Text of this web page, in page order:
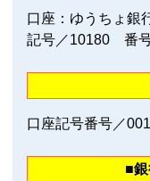
口座：ゆうちょ銀
記号／10180 番
口座記号番号／
■